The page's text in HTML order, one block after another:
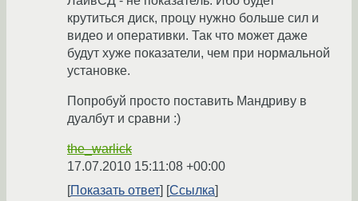
крутиться диск, процу нужно больше сил и
видео и оперативки. Так что может даже
будут хуже показатели, чем при нормальной
установке.
Попробуй просто поставить Мандриву в
дуалбут и сравни :)
the_warlick
17.07.2010 15:11:08 +00:00
Показать ответ
Ссылка